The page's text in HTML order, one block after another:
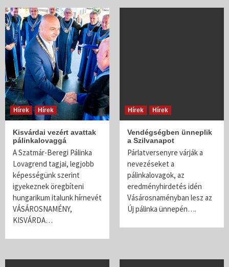
Hírek Hírek
Kisvárdai vezért avattak
pálinkalovaggá
A Szatmár-Beregi Pálinka
Lovagrend tagjai, legjobb
képességünk szerint
igyekeznek öregbíteni
hungarikum italunk hírnevét
VÁSÁROSNAMÉNY,
KISVÁRDA…
Hírek Hírek
Vendégségben ünneplik
a Szilvanapot
Párlatversenyre várják a
nevezéseket a
pálinkalovagok, az
eredményhirdetés idén
Vásárosnaményban lesz az
Új pálinka ünnepén….